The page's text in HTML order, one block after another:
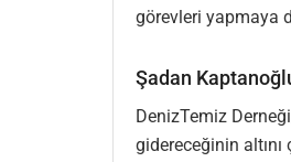
görevleri yapmaya
Şadan
DenizTemiz
gidereceğinin